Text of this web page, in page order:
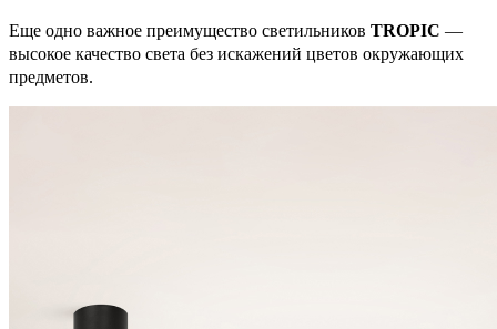
Еще одно важное преимущество светильников TROPIC —
высокое качество света без искажений цветов окружающих
предметов.